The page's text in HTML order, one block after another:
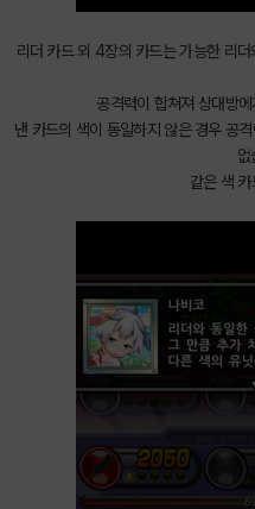
리더 카드 외 4장의 카드는 가능한 리
공격력이 합쳐져 상대방
낸 카드의 색이 동일하지 않은 경우 공
없
같은 색